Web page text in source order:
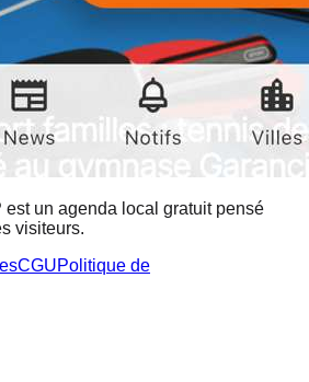
un agenda local gratuit pensé
visiteurs.
CGUPolitique de